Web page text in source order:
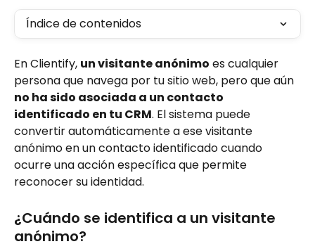
Índice de contenidos
En Clientify, un visitante anónimo es cualquier
persona que navega por tu sitio web, pero que aún
no ha sido asociada a un contacto
identificado en tu CRM. El sistema puede
convertir automáticamente a ese visitante
anónimo en un contacto identificado cuando
ocurre una acción específica que permite
reconocer su identidad.
¿Cuándo se identifica a un visitante
anónimo?